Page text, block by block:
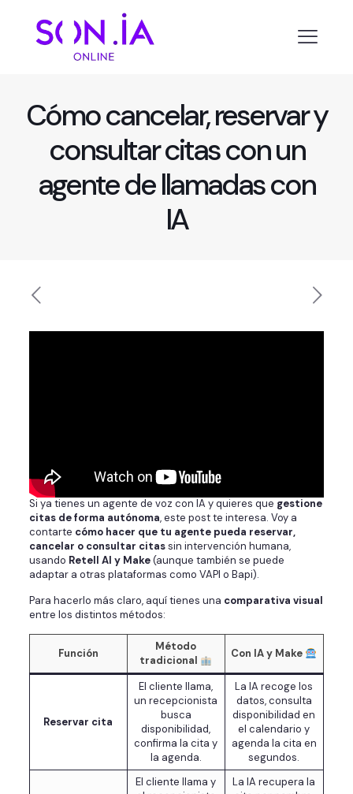
Cómo cancelar, reservar y
consultar citas con un
agente de llamadas con
IA
Si ya tienes un agente de voz con IA y quieres que gestione
citas de forma autónoma, este post te interesa. Voy a
contarte cómo hacer que tu agente pueda reservar,
cancelar o consultar citassin intervención humana,
usando Retell AI y Make(aunque también se puede
adaptar a otras plataformas como VAPI o Bapi).
Para hacerlo más claro, aquí tienes una comparativa visual
entre los distintos métodos:
Función
Método
tradicional
Con IA y Make
Reservar cita
El cliente llama,
un recepcionista
busca
disponibilidad,
confirma la cita y
la agenda.
La IA recoge los
datos, consulta
disponibilidad en
el calendario y
agenda la cita en
segundos.
El cliente llama y
La IA recupera la